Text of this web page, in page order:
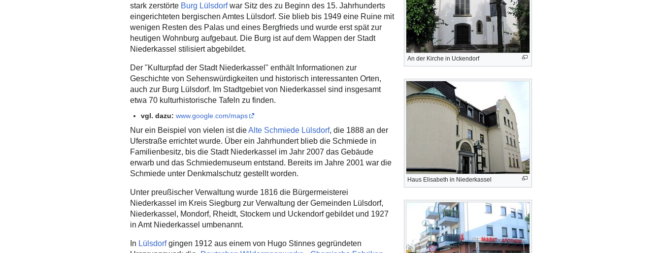
An der Kirche in Uckendorf
Haus Elisabeth in Niederkassel
stark zerstörte Burg Lülsdorfwar Sitz des zu Beginn des 15. Jahrhunderts
eingerichteten bergischen Amtes Lülsdorf. Sie blieb bis 1949 eine Ruine mit
wenigen Resten des Palas und eines Bergfrieds und wurde erst spät zur
heutigen Wohnburg aufgebaut. Die Burg ist auf dem Wappen der Stadt
Niederkassel stilisiert abgebildet.
Der "Kulturpfad der Stadt Niederkassel" enthält Informationen zur
Geschichte von Sehenswürdigkeiten und historisch interessanten Orten,
auch zur Burg Lülsdorf. Im Stadtgebiet von Niederkassel sind insgesamt
etwa 70 kulturhistorische Tafeln zu finden.
vgl. dazu: www.google.com/maps
Nur ein Beispiel von vielen ist dieAlte Schmiede Lülsdorf, die 1888 an der
Uferstraße errichtet wurde. Über ein Jahrhundert blieb die Schmiede in
Familienbesitz, bis die Stadt Niederkassel im Jahr 2007 das Gebäude
erwarb und das Schmiedemuseum entstand. Bereits im Jahre 2001 war die
Schmiede unter Denkmalschutz gestellt worden.
Unter preußischer Verwaltung wurde 1816 die Bürgermeisterei
Niederkassel im Kreis Siegburg zur Verwaltung der Gemeinden Lülsdorf,
Niederkassel, Mondorf, Rheidt, Stockem und Uckendorf gebildet und 1927
in Amt Niederkassel umbenannt.
In Lülsdorfgingen 1912 aus einem von Hugo Stinnes gegründeten